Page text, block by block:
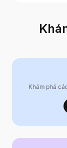
Khám phá